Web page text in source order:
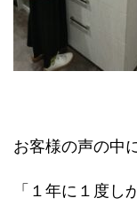
お客様の声の中
「１年に１度し